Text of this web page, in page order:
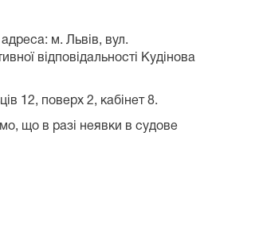
м. Львів, вул.
відповідальності Кудінова
12, поверх 2, кабінет 8.
що в разі неявки в судове